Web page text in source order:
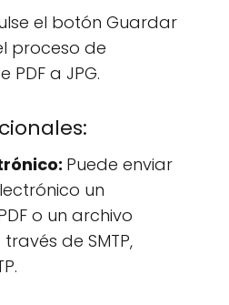
el botón Guardar
proceso de
PDF a JPG.
Puede enviar
un
o un archivo
de SMTP,